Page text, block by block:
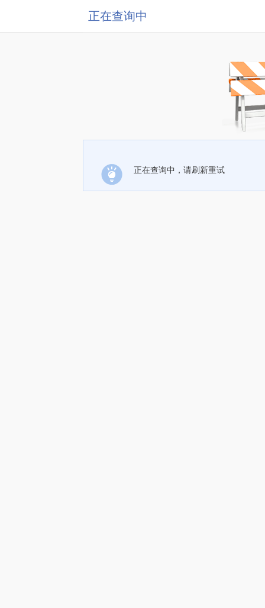
正在查询中
正在查询中，请刷新重试